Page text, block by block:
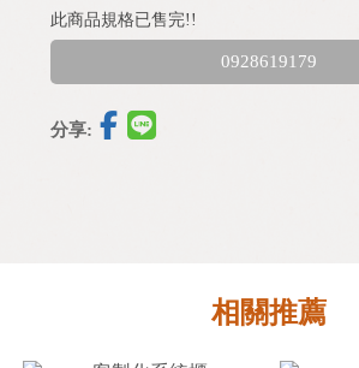
此商品規格已售完!!
0928619179
分享: